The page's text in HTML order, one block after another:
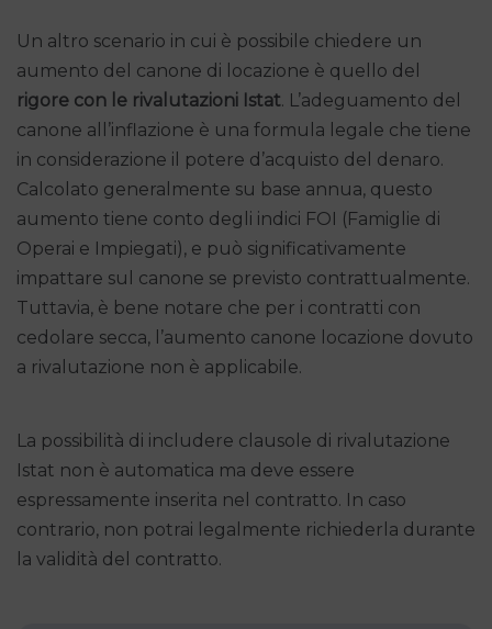
Un altro scenario in cui è possibile chiedere un
aumento del canone di locazione è quello del
rigore con le rivalutazioni Istat. L’adeguamento del
canone all’inflazione è una formula legale che tiene
in considerazione il potere d’acquisto del denaro.
Calcolato generalmente su base annua, questo
aumento tiene conto degli indici FOI (Famiglie di
Operai e Impiegati), e può significativamente
impattare sul canone se previsto contrattualmente.
Tuttavia, è bene notare che per i contratti con
cedolare secca, l’aumento canone locazione dovuto
a rivalutazione non è applicabile.
La possibilità di includere clausole di rivalutazione
Istat non è automatica ma deve essere
espressamente inserita nel contratto. In caso
contrario, non potrai legalmente richiederla durante
la validità del contratto.